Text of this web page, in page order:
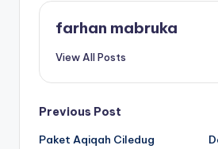
farhan mabruka
View All Posts
Post
Previous Post
Paket Aqiqah Ciledug